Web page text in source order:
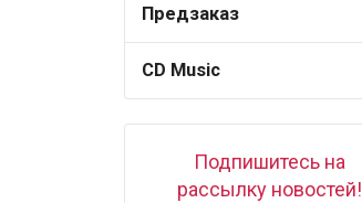
Предзаказ
CD Music
Подпишитесь на
рассылку новостей!